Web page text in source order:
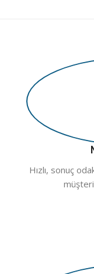
Hızlı, sonuç